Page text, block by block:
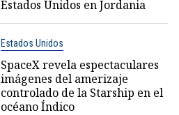
Estados Unidos en Jordania
Estados Unidos
SpaceX revela espectaculares
imágenes del amerizaje
controlado de la Starship en el
océano Índico